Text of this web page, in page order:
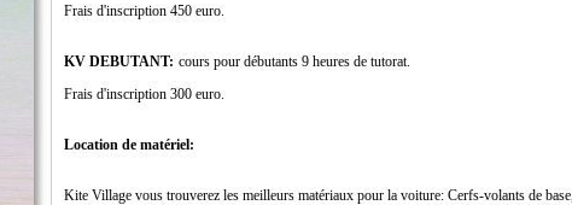
Frais d'inscription 450 euro.
KV DEBUTANT: cours pour débutants 9 heures de tutorat.
Frais d'inscription 300 euro.
Location de matériel:
Kite Village vous trouverez les meilleurs matériaux pour la voiture: Cerfs-volants de base,